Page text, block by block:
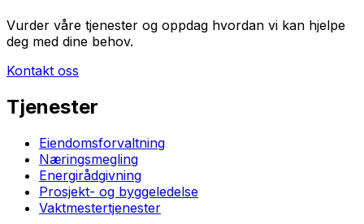
Vurder våre tjenester og oppdag hvordan vi kan hjelpe
deg med dine behov.
Kontakt oss
Tjenester
Eiendomsforvaltning
Næringsmegling
Energirådgivning
Prosjekt- og byggeledelse
Vaktmestertjenester